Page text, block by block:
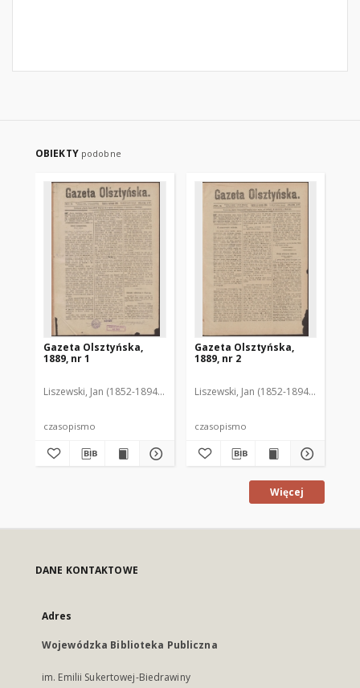
OBIEKTY podobne
Gazeta Olsztyńska,
1889, nr 1
Liszewski, Jan (1852-1894). Red.
czasopismo
Gazeta Olsztyńska,
1889, nr 2
Liszewski, Jan (1852-1894). Red.
czasopismo
Więcej
DANE KONTAKTOWE
Adres
Wojewódzka Biblioteka Publiczna
im. Emilii Sukertowej-Biedrawiny